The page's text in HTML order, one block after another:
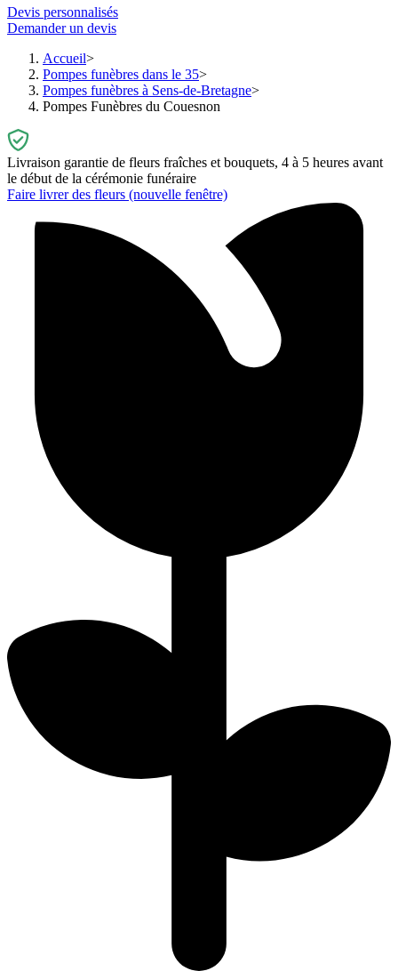
Devis personnalisés
Demander un devis
Accueil
Pompes funèbres dans le 35
Pompes funèbres à Sens-de-Bretagne
Pompes Funèbres du Couesnon
Livraison garantie de fleurs fraîches et bouquets, 4 à 5 heures avant
le début de la cérémonie funéraire
Faire livrer des fleurs (nouvelle fenêtre)